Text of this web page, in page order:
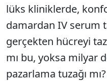
lüks kliniklerde,
damardan IV serum
gerçekten hücreyi
mı bu, yoksa milyar
pazarlama tuzağı